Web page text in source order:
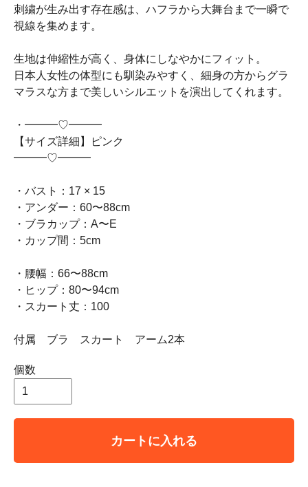
刺繍が生み出す存在感は、ハフラから大舞台まで一瞬で
視線を集めます。
生地は伸縮性が高く、身体にしなやかにフィット。
日本人女性の体型にも馴染みやすく、細身の方からグラ
マラスな方まで美しいシルエットを演出してくれます。
・━━━♡━━━
【サイズ詳細】ピンク
━━━♡━━━
・バスト：17 × 15
・アンダー：60〜88cm
・ブラカップ：A〜E
・カップ間：5cm
・腰幅：66〜88cm
・ヒップ：80〜94cm
・スカート丈：100
付属 ブラ スカート アーム2本
個数
カートに入れる